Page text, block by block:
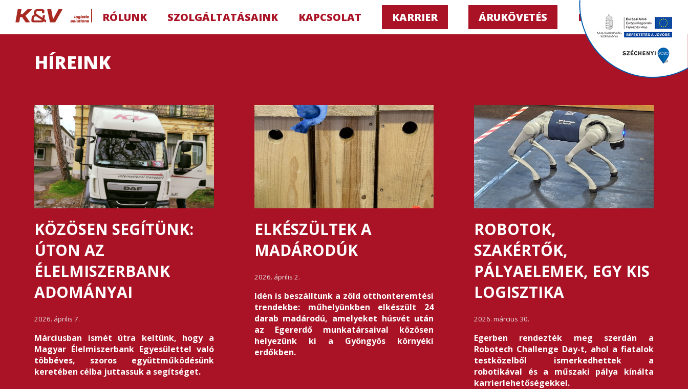
RÓLUNK SZOLGÁLTATÁSAINK KAPCSOLAT KARRIER ÁRUKÖVETÉS HU ▼
HÍREINK
KÖZÖSEN SEGÍTÜNK:
ÚTON AZ
ÉLELMISZERBANK
ADOMÁNYAI
2026. április 7.
Márciusban ismét útra keltünk, hogy a
Magyar Élelmiszerbank Egyesülettel való
többéves, szoros együttműködésünk
keretében célba juttassuk a segítséget.
ELKÉSZÜLTEK A
MADÁRODÚK
2026. április 2.
Idén is beszálltunk a zöld otthonteremtési
trendekbe: műhelyünkben elkészült 24
darab madárodú, amelyeket húsvét után
az Egererdő munkatársaival közösen
helyezünk ki a Gyöngyös környéki
erdőkben.
ROBOTOK,
SZAKÉRTŐK,
PÁLYAELEMEK, EGY KIS
LOGISZTIKA
2026. március 30.
Egerben rendezték meg szerdán a
Robotech Challenge Day-t, ahol a fiatalok
testközelből ismerkedhettek a
robotikával és a műszaki pálya kínálta
karrierlehetőségekkel.